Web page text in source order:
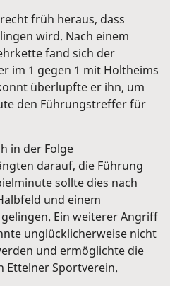
früh heraus, dass
wird. Nach einem
fand sich der
im 1 gegen 1 mit Holtheims
überlupfte er ihn, um
den Führungstreffer für
in der Folge
darauf, die Führung
sollte dies nach
und einem
Ein weiterer Angriff
unglücklicherweise nicht
und ermöglichte die
Ettelner Sportverein.